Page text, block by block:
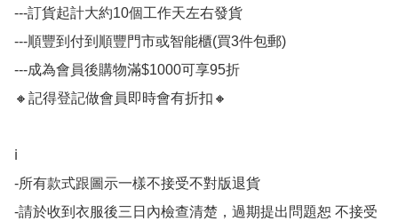
---訂貨起計大約10個工作天左右發貨
---順豐到付到順豐門市或智能櫃(買3件包郵)
---成為會員後購物滿$1000可享95折
🔸記得登記做會員即時會有折扣🔸
ℹ️
-所有款式跟圖示一樣不接受不對版退貨
-請於收到衣服後三日內檢查清楚，過期提出問題恕 不接受